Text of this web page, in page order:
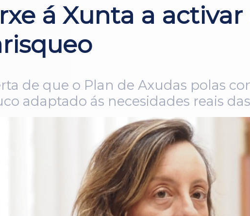
á Xunta a
de que o Plan de Axudas polas
adaptado ás necesidades reais